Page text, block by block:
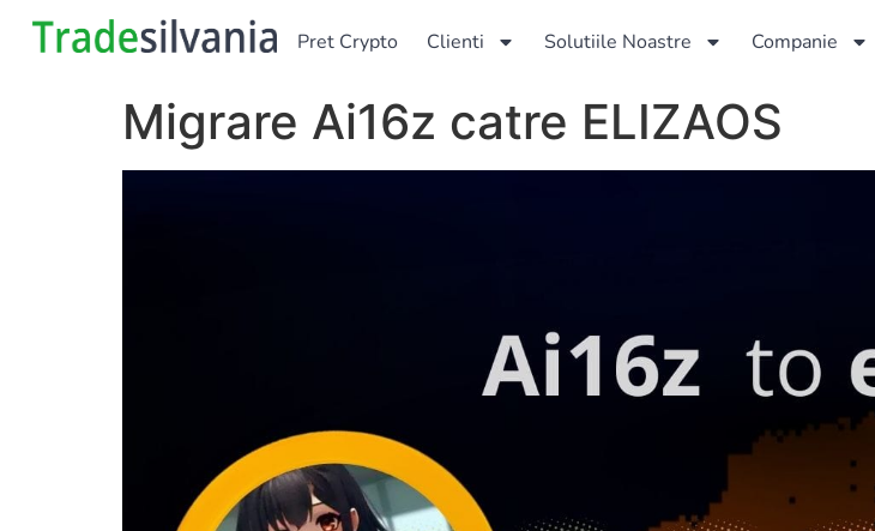
Pret Crypto Clienti Solutiile Noastre Companie
Migrare Ai16z catre ELIZAOS